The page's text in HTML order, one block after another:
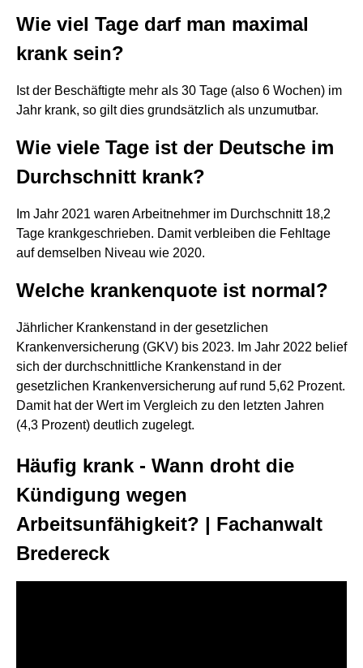
Wie viel Tage darf man maximal
krank sein?
Ist der Beschäftigte mehr als 30 Tage (also 6 Wochen) im
Jahr krank, so gilt dies grundsätzlich als unzumutbar.
Wie viele Tage ist der Deutsche im
Durchschnitt krank?
Im Jahr 2021 waren Arbeitnehmer im Durchschnitt 18,2
Tage krankgeschrieben. Damit verbleiben die Fehltage
auf demselben Niveau wie 2020.
Welche krankenquote ist normal?
Jährlicher Krankenstand in der gesetzlichen
Krankenversicherung (GKV) bis 2023. Im Jahr 2022 belief
sich der durchschnittliche Krankenstand in der
gesetzlichen Krankenversicherung auf rund 5,62 Prozent.
Damit hat der Wert im Vergleich zu den letzten Jahren
(4,3 Prozent) deutlich zugelegt.
Häufig krank - Wann droht die
Kündigung wegen
Arbeitsunfähigkeit? | Fachanwalt
Bredereck